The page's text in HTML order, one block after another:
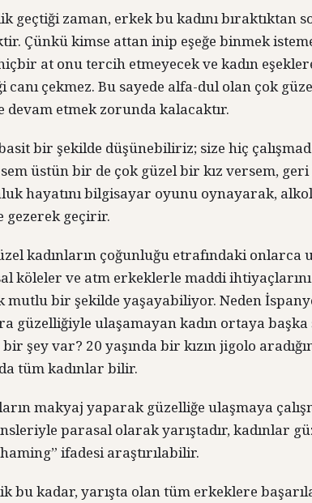
geçtiği zaman, erkek bu kadını bıraktıktan
Çünkü kimse attan inip eşeğe binmek
at onu tercih etmeyecek ve kadın
canı çekmez. Bu sayede alfa-dul olan çok
devam etmek zorunda kalacaktır.
bir şekilde düşünebiliriz; size hiç
üstün bir de çok güzel bir kız versem, geri
hayatını bilgisayar oyunu oynayarak,
gezerek geçirir.
kadınların çoğunluğu etrafındaki onlarca
köleler ve atm erkeklerle maddi
mutlu bir şekilde yaşayabiliyor. Neden
güzelliğiyle ulaşamayan kadın ortaya
şey var? 20 yaşında bir kızın jigolo
tüm kadınlar bilir.
makyaj yaparak güzelliğe ulaşmaya
parasal olarak yarıştadır, kadınlar
ifadesi araştırılabilir.
bu kadar, yarışta olan tüm erkeklere